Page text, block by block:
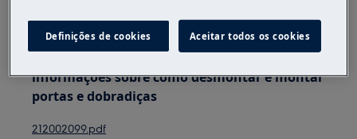
não for feito corretamente
As instruções das portas reversas fornecem
informações sobre como desmontar e montar
portas e dobradiças
212002099.pdf
Definições de cookies Aceitar todos os cookies